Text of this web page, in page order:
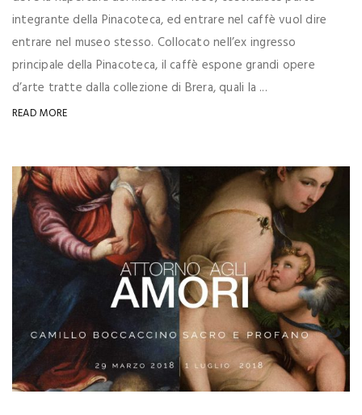
integrante della Pinacoteca, ed entrare nel caffè vuol dire
entrare nel museo stesso. Collocato nell’ex ingresso
principale della Pinacoteca, il caffè espone grandi opere
d’arte tratte dalla collezione di Brera, quali la ...
READ MORE